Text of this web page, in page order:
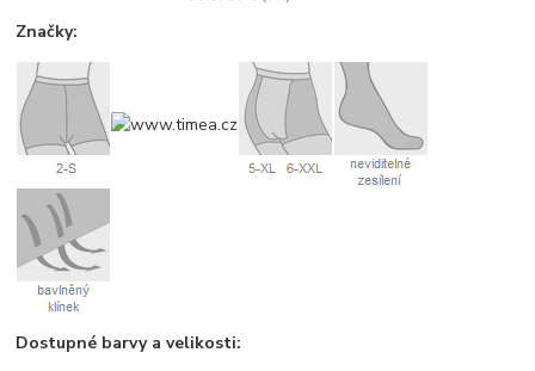
Značky:
Dostupné barvy a velikosti: